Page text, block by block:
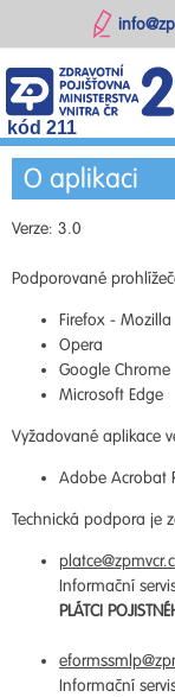
kód 211
O aplikaci
Verze: 3.0
Podporované
Firefox - Mozilla
Opera
Google Chrome
Microsoft Edge
Vyžadované aplikace
Adobe Acrobat
Technická podpora je
Informační
PLÁTCI
Informační